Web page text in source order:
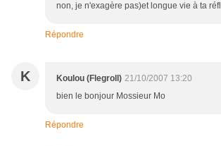
non, je n'exagère pas)et longue vie à ta
Répondre
K Koulou (Flegroll) 21/10/2007 13:20
bien le bonjour Mossieur Mo
Répondre